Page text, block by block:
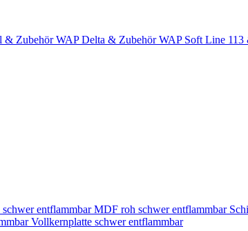
& Zubehör WAP Delta & Zubehör WAP Soft Line 113
entflammbar MDF roh schwer entflammbar
Vollkernplatte schwer entflammbar